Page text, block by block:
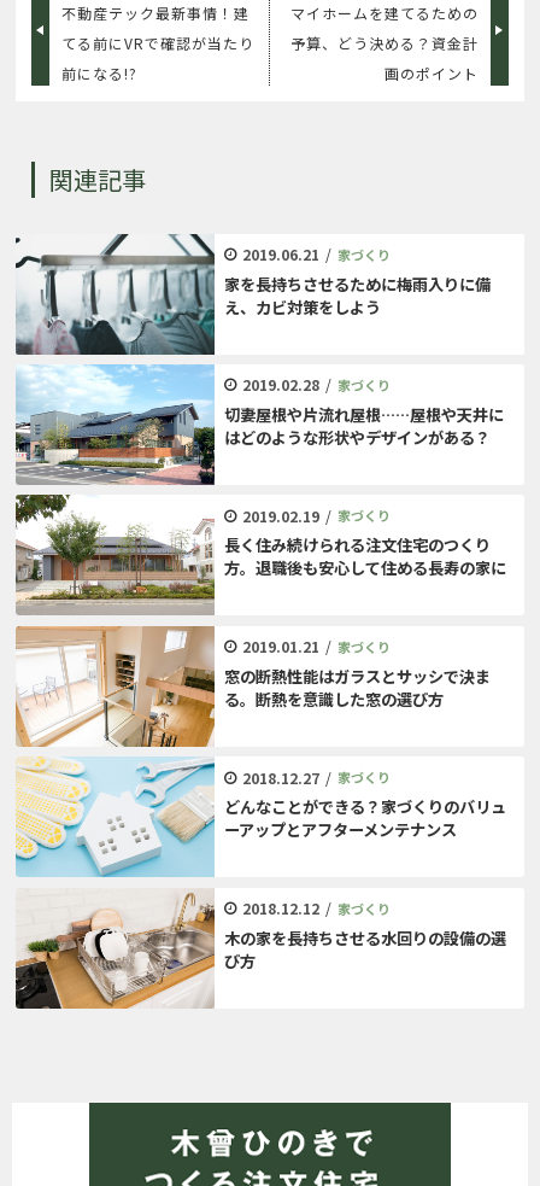
不動産テック最新事情！建
てる前にVRで確認が当たり
前になる!?
マイホームを建てるための
予算、どう決める？資金計
画のポイント
関連記事
2019.06.21 / 家づくり
家を長持ちさせるために梅雨入りに備
え、カビ対策をしよう
2019.02.28 / 家づくり
切妻屋根や片流れ屋根……屋根や天井に
はどのような形状やデザインがある？
2019.02.19 / 家づくり
長く住み続けられる注文住宅のつくり
方。退職後も安心して住める長寿の家に
2019.01.21 / 家づくり
窓の断熱性能はガラスとサッシで決ま
る。断熱を意識した窓の選び方
2018.12.27 / 家づくり
どんなことができる？家づくりのバリュ
ーアップとアフターメンテナンス
2018.12.12 / 家づくり
木の家を長持ちさせる水回りの設備の選
び方